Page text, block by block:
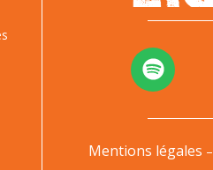
Mentions légales –